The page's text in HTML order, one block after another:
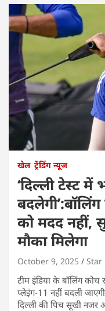
खेल ट्रेंडिंग न्यूज
‘दिल्ली टेस्ट में
को मदद नहीं,
मौका मिलेगा
October 9, 2025 Star
टीम इंडिया के बॉलिंग कोच
प्लेइंग-11 नहीं बदली
दिल्ली की पिच सूखी नजर